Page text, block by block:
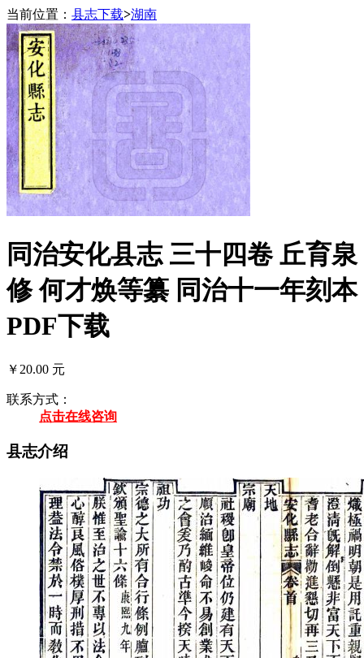
当前位置： 县志下载>湖南
同治安化县志 三十四卷 丘育泉
修 何才焕等纂 同治十一年刻本
PDF下载
￥20.00 元
联系方式：
点击在线咨询
县志介绍